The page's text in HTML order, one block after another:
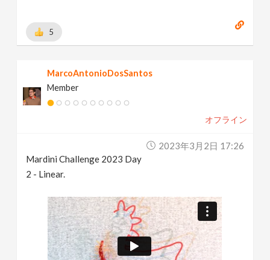
5
MarcoAntonioDosSantos
Member
オフライン
2023年3月2日 17:26
Mardini Challenge 2023 Day
2 - Linear.